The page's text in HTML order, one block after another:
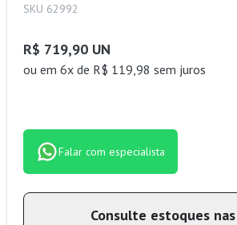
SKU 62992
R$ 719,90 UN
ou em 6x de R$ 119,98 sem juros
Falar com especialista
Consulte estoques